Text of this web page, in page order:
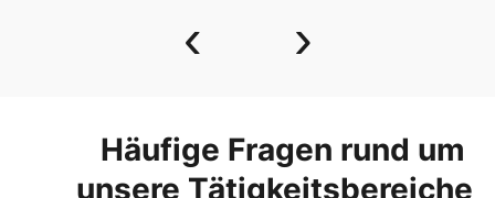
‹ ›
Häufige Fragen rund um
unsere Tätigkeitsbereiche